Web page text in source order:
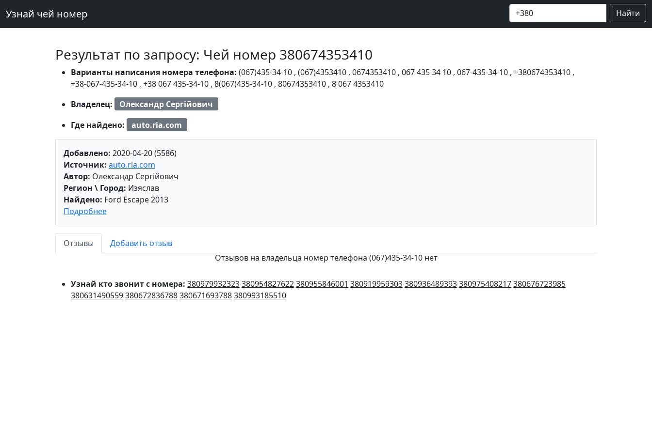
Узнай чей номер Найти
Результат по запросу: Чей номер 380674353410
Варианты написания номера телефона: (067)435-34-10 , (067)4353410 , 0674353410 , 067 435 34 10 , 067-435-34-10 , +380674353410 ,
+38-067-435-34-10 , +38 067 435-34-10 , 8(067)435-34-10 , 80674353410 , 8 067 4353410
Владелец:
Олександр Сергійович
Где найдено:
auto.ria.com
Добавлено: 2020-04-20 (5586)
Источник: auto.ria.com
Автор: Олександр Сергійович
Регион \ Город: Изяслав
Найдено: Ford Escape 2013
Подробнее
Отзывы
Добавить отзыв
Отзывов на владельца номер телефона (067)435-34-10 нет
Узнай кто звонит с номера: 380979932323380954827622380955846001 380919959303380936489393380975408217380676723985
380631490559380672836788380671693788380993185510